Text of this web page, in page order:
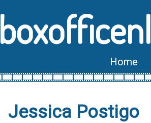
boxofficenl
Home
Jessica Postigo